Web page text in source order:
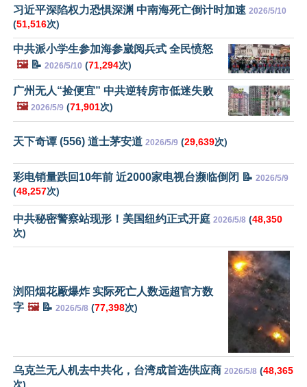
习近平深陷权力恐惧深渊 中南海死亡倒计时加速 2026/5/10
(51,516次)
中共派小学生参加海参崴阅兵式 全民愤怒
🖼️📝 2026/5/10 (71,294次)
广州无人“捡便宜” 中共逆转房市低迷失败
🖼️ 2026/5/9 (71,901次)
天下奇谭 (556) 道士茅安道 2026/5/9 (29,639次)
彩电销量跌回10年前 近2000家电视台濒临倒闭 📝 2026/5/9
(48,257次)
中共秘密警察站现形！美国纽约正式开庭 2026/5/8 (48,350
次)
浏阳烟花厰爆炸 实际死亡人数远超官方数
字 🖼️📝 2026/5/8 (77,398次)
乌克兰无人机去中共化，台湾成首选供应商 2026/5/8 (48,365
次)